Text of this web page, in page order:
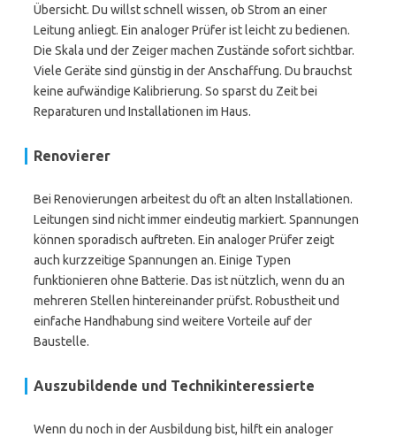
Übersicht. Du willst schnell wissen, ob Strom an einer
Leitung anliegt. Ein analoger Prüfer ist leicht zu bedienen.
Die Skala und der Zeiger machen Zustände sofort sichtbar.
Viele Geräte sind günstig in der Anschaffung. Du brauchst
keine aufwändige Kalibrierung. So sparst du Zeit bei
Reparaturen und Installationen im Haus.
Renovierer
Bei Renovierungen arbeitest du oft an alten Installationen.
Leitungen sind nicht immer eindeutig markiert. Spannungen
können sporadisch auftreten. Ein analoger Prüfer zeigt
auch kurzzeitige Spannungen an. Einige Typen
funktionieren ohne Batterie. Das ist nützlich, wenn du an
mehreren Stellen hintereinander prüfst. Robustheit und
einfache Handhabung sind weitere Vorteile auf der
Baustelle.
Auszubildende und Technikinteressierte
Wenn du noch in der Ausbildung bist, hilft ein analoger